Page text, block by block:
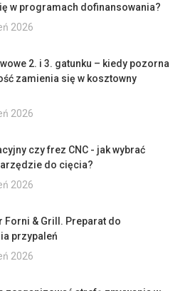
w programach dofinansowania?
2026
2. i 3. gatunku – kiedy pozorna
zamienia się w kosztowny
2026
czy frez CNC - jak wybrać
do cięcia?
2026
Forni & Grill. Preparat do
przypaleń
2026